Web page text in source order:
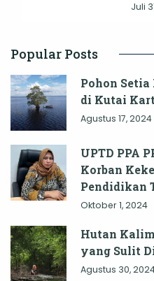
Juli
Popular Posts
Pohon
di Kutai
Agustus 17, 2024
UPTD PPA
Korban
Pendidikan
Oktober 1, 2024
Hutan
yang Sulit
Agustus 30,